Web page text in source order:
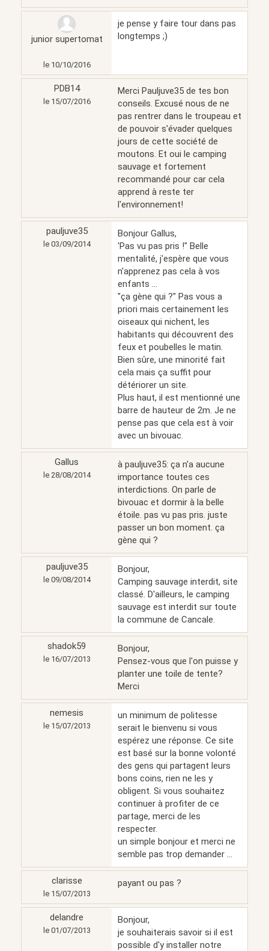
junior supertomat
le 10/10/2016
je pense y faire tour dans pas
longtemps ;)
PDB14
le 15/07/2016
Merci Pauljuve35 de tes bon
conseils. Excusé nous de ne
pas rentrer dans le troupeau et
de pouvoir s'évader quelques
jours de cette société de
moutons. Et oui le camping
sauvage et fortement
recommandé pour car cela
apprend à reste ter
l'environnement!
pauljuve35
le 03/09/2014
Bonjour Gallus,
'Pas vu pas pris !" Belle
mentalité, j'espère que vous
n'apprenez pas cela à vos
enfants ...
"ça gène qui ?" Pas vous a
priori mais certainement les
oiseaux qui nichent, les
habitants qui découvrent des
feux et poubelles le matin.
Bien sûre, une minorité fait
cela mais ça suffit pour
détériorer un site.
Plus haut, il est mentionné une
barre de hauteur de 2m. Je ne
pense pas que cela est à voir
avec un bivouac.
Gallus
le 28/08/2014
à pauljuve35: ça n'a aucune
importance toutes ces
interdictions. On parle de
bivouac et dormir à la belle
étoile. pas vu pas pris. juste
passer un bon moment. ça
gène qui ?
pauljuve35
le 09/08/2014
Bonjour,
Camping sauvage interdit, site
classé. D'ailleurs, le camping
sauvage est interdit sur toute
la commune de Cancale.
shadok59
le 16/07/2013
Bonjour,
Pensez-vous que l'on puisse y
planter une toile de tente?
Merci
nemesis
le 15/07/2013
un minimum de politesse
serait le bienvenu si vous
espérez une réponse. Ce site
est basé sur la bonne volonté
des gens qui partagent leurs
bons coins, rien ne les y
obligent. Si vous souhaitez
continuer à profiter de ce
partage, merci de les
respecter.
un simple bonjour et merci ne
semble pas trop demander ...
clarisse
le 15/07/2013
payant ou pas ?
delandre
le 01/07/2013
Bonjour,
je souhaiterais savoir si il est
possible d'y installer notre